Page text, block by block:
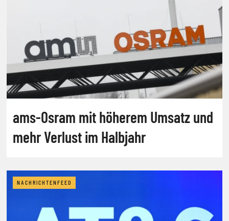
ams-Osram mit höherem Umsatz und
mehr Verlust im Halbjahr
NACHRICHTENFEED